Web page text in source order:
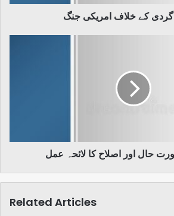
کے خلاف امریکی جنگ
عمل
حال اور اصلاح کا لائحہ عمل
Related Articles